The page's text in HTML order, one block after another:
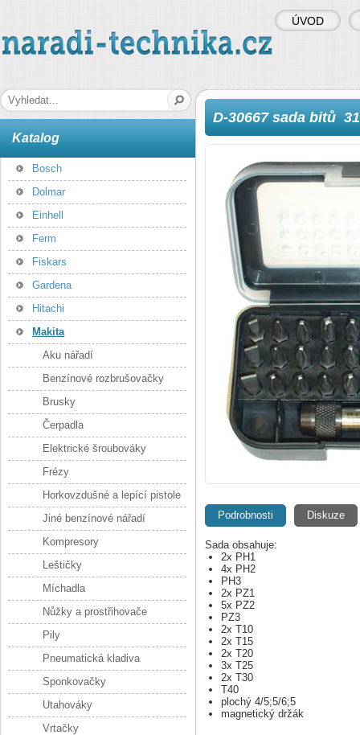
naradi-technika.cz
D-30667 sada bitů
Podrobnosti Diskuze
Sada obsahuje:
2x PH1
4x PH2
PH3
2x PZ1
5x PZ2
PZ3
2x T10
2x T15
2x T20
3x T25
2x T30
T40
plochý 4/5;5/6;5
magnetický držák
Katalog
Bosch
Dolmar
Einhell
Ferm
Fiskars
Gardena
Hitachi
Makita
Aku nářadí
Benzínové rozbrušovačky
Brusky
Čerpadla
Elektrické šroubováky
Frézy
Horkovzdušné a lepící pistole
Jiné benzínové nářadí
Kompresory
Leštičky
Míchadla
Nůžky a prostřihovače
Pily
Pneumatická kladiva
Sponkovačky
Utahováky
Vrtačky
ÚVOD
Hledaná fráze